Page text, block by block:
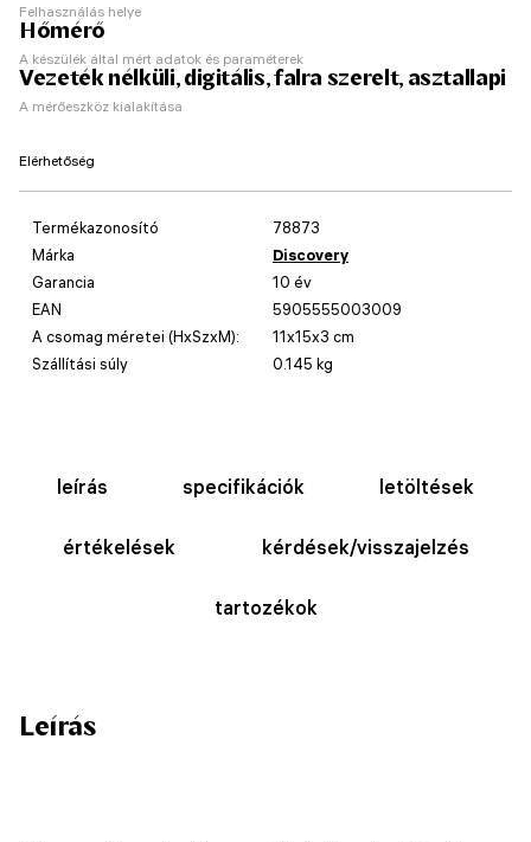
Felhasználás helye
Hőmérő
A készülék által mért adatok és paraméterek
Vezeték nélküli, digitális, falra szerelt, asztallapi
A mérőeszköz kialakítása
Elérhetőség
Termékazonosító
78873
Márka
Discovery
Garancia
10 év
EAN
5905555003009
A csomag méretei (HxSzxM):
11x15x3 cm
Szállítási súly
0.145 kg
leírás specifikációk letöltések
értékelések kérdések/visszajelzés
tartozékok
Leírás